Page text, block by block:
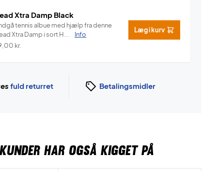
Xtra Damp Black
tennis albue med hjælp fra denne
Head Xtra Damp i sort H...
Info
kr.
Læg i kurv
fuld returret Betalingsmidler
HAR OGSÅ KIGGET PÅ